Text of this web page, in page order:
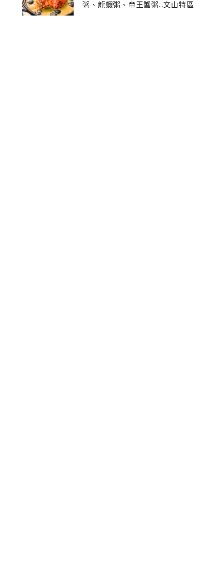
粥、龍蝦粥、帝王蟹粥..文山特區